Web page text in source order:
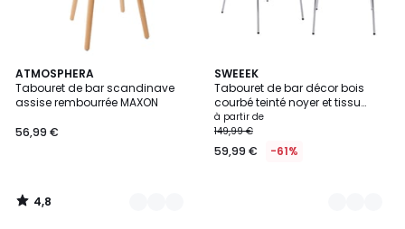
ATMOSPHERA
Tabouret de bar scandinave
assise rembourrée MAXON
56,99 €
4,8
/ 5
3
Couleurs
4,8
/
SWEEEK
Tabouret de bar décor bois
courbé teinté noyer et tissu
déperlant pieds chromé
76,5cm (lot de 2) ERIN
à partir de
149,99 €
59,99 € -61%
3
Couleurs